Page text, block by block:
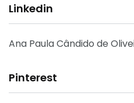
Linkedin
Ana Paula Cândido de
Pinterest